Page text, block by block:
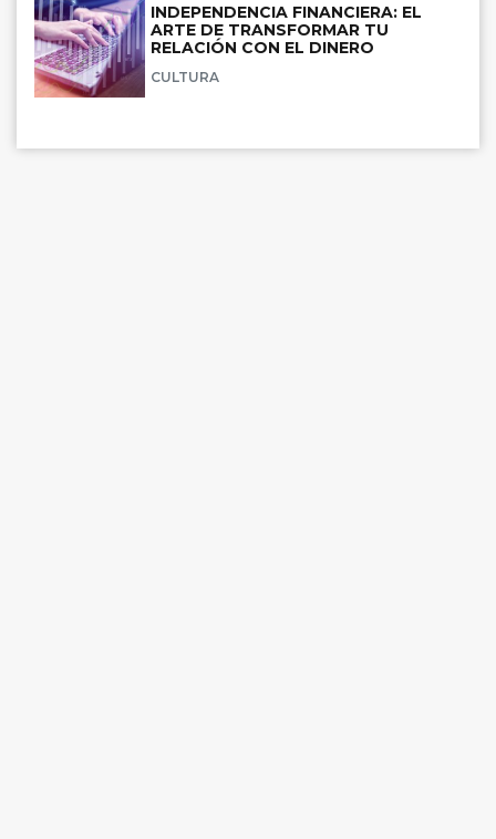
INDEPENDENCIA FINANCIERA: EL
ARTE DE TRANSFORMAR TU
RELACIÓN CON EL DINERO
CULTURA